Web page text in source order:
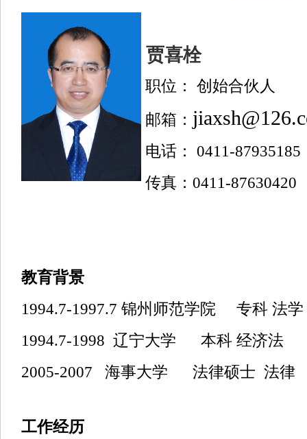
贾喜栓
职位： 创始合伙人
邮箱：
电话： 0411-87935185
传真： 0411-87630420
教育背景
1994.7-1997.7 锦州师范学院 专科 法学
1994.7-1998 辽宁大学 本科 经济法
2005-2007 海事大学 法律硕士 法律
工作经历